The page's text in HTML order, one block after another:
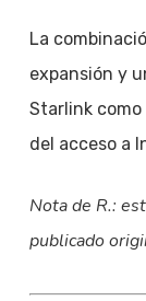
La
expansión y
Starlink
del acceso a
Nota de R.:
publicado